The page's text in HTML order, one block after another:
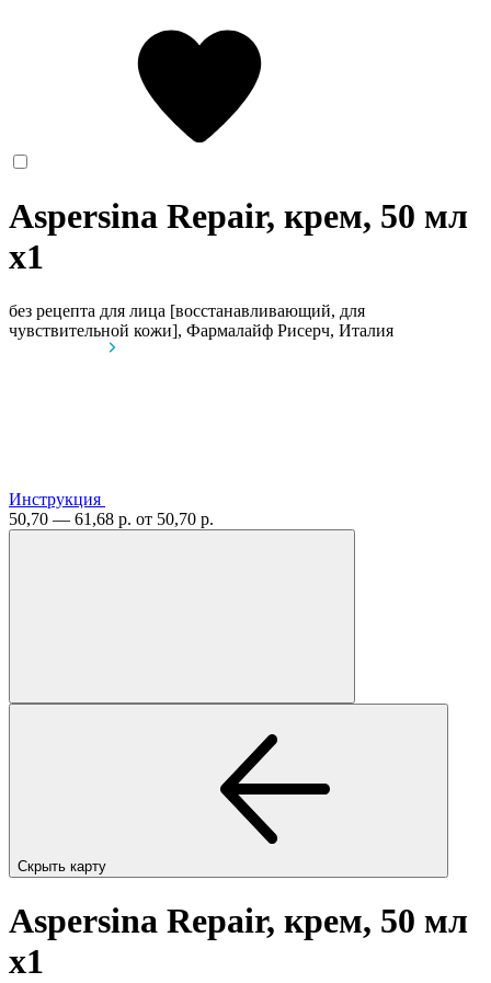
Aspersina Repair, крем, 50 мл
x1
без рецепта для лица [восстанавливающий, для
чувствительной кожи], Фармалайф Рисерч, Италия
Инструкция
50,70 — 61,68 р. от 50,70 р.
Скрыть карту
Aspersina Repair, крем, 50 мл
x1